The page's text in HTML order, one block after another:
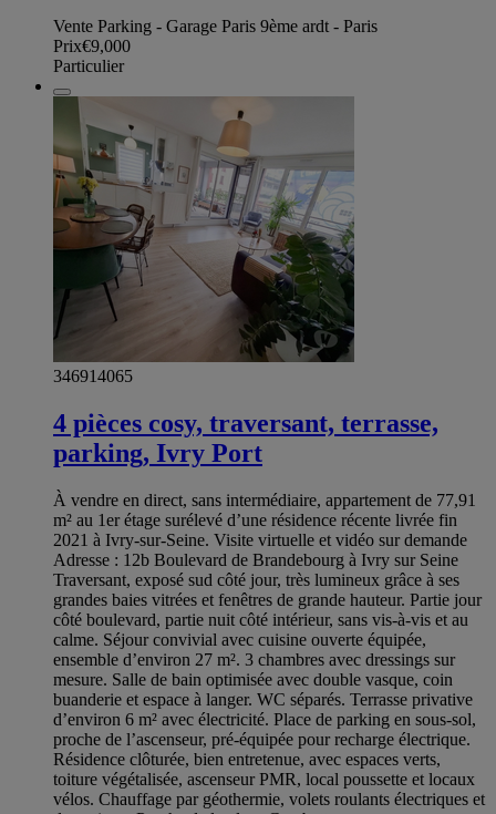
Vente Parking - Garage Paris 9ème ardt - Paris
Prix€9,000
Particulier
346914065
4 pièces cosy, traversant, terrasse,
parking, Ivry Port
À vendre en direct, sans intermédiaire, appartement de 77,91
m² au 1er étage surélevé d’une résidence récente livrée fin
2021 à Ivry-sur-Seine. Visite virtuelle et vidéo sur demande
Adresse : 12b Boulevard de Brandebourg à Ivry sur Seine
Traversant, exposé sud côté jour, très lumineux grâce à ses
grandes baies vitrées et fenêtres de grande hauteur. Partie jour
côté boulevard, partie nuit côté intérieur, sans vis-à-vis et au
calme. Séjour convivial avec cuisine ouverte équipée,
ensemble d’environ 27 m². 3 chambres avec dressings sur
mesure. Salle de bain optimisée avec double vasque, coin
buanderie et espace à langer. WC séparés. Terrasse privative
d’environ 6 m² avec électricité. Place de parking en sous-sol,
proche de l’ascenseur, pré-équipée pour recharge électrique.
Résidence clôturée, bien entretenue, avec espaces verts,
toiture végétalisée, ascenseur PMR, local poussette et locaux
vélos. Chauffage par géothermie, volets roulants électriques et